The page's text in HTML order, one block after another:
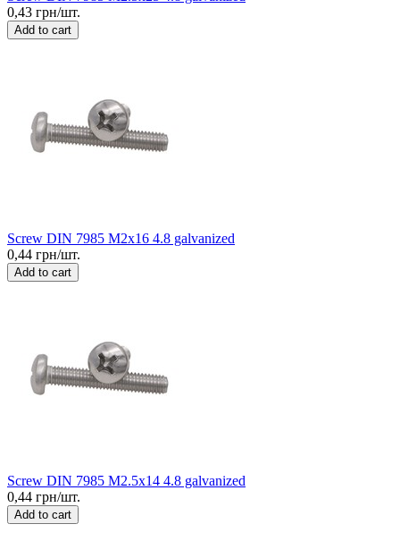
0,43 грн/шт.
Add to cart
Screw DIN 7985 M2x16 4.8 galvanized
0,44 грн/шт.
Add to cart
Screw DIN 7985 M2.5x14 4.8 galvanized
0,44 грн/шт.
Add to cart